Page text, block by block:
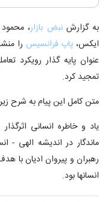
به گزارشنبض بازار، محمود
ایکس، پاپ فرانسیس را
عنوان پایه گذار رویکرد
تمجید کرد.
متن کامل این پیام به شرح
یاد و خاطره انسانی
ماندگار در اندیشه الهی -
رهبران و پیروان ادیان با
انسانها بود.